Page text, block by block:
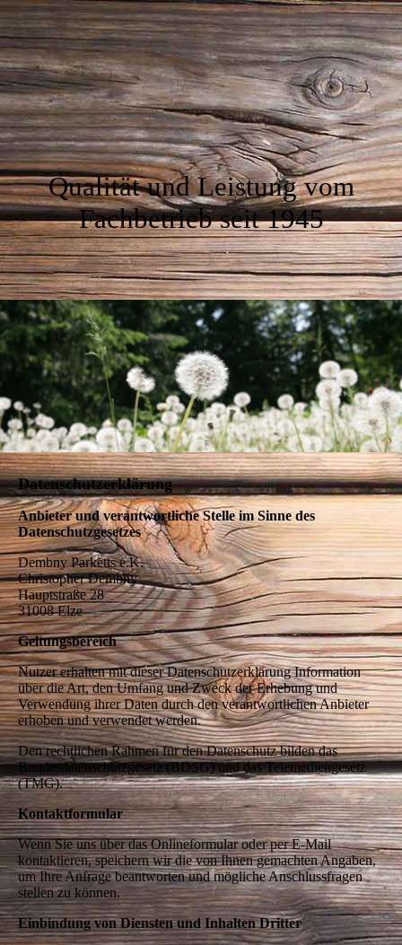
Qualität und Leistung vom
Fachbetrieb seit 1945
Datenschutzerklärung
Anbieter und verantwortliche Stelle im Sinne des
Datenschutzgesetzes
Dembny Parketts e.K.
Christopher Dembny
Hauptstraße 28
31008 Elze
Geltungsbereich
Nutzer erhalten mit dieser Datenschutzerklärung Information
über die Art, den Umfang und Zweck der Erhebung und
Verwendung ihrer Daten durch den verantwortlichen Anbieter
erhoben und verwendet werden.
Den rechtlichen Rahmen für den Datenschutz bilden das
Bundesdatenschutzgesetz (BDSG) und das Telemediengesetz
(TMG).
Kontaktformular
Wenn Sie uns über das Onlineformular oder per E-Mail
kontaktieren, speichern wir die von Ihnen gemachten Angaben,
um Ihre Anfrage beantworten und mögliche Anschlussfragen
stellen zu können.
Einbindung von Diensten und Inhalten Dritter